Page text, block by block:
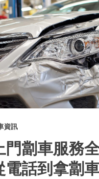
資訊
門劏車服務
電話到拿劏